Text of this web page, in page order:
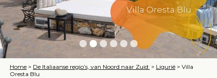
Villa Oresta Blu
Home > De Italiaanse regio’s, van Noord naar Zuid: > Ligurië > Villa
Oresta Blu